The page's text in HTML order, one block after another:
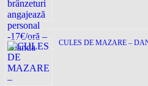
CULES DE MAZARE –